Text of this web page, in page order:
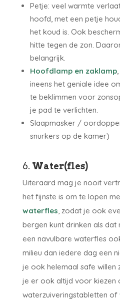
Petje: veel warmte
hoofd, met een petje
het koud is. Ook
hitte tegen de zon.
belangrijk.
Hoofdlamp en zaklamp
ineens het geniale idee
te beklimmen voor
je pad te verlichten.
Slaapmasker /
snurkers op de kamer)
6. Water(fles)
Uiteraard mag je nooit
het fijnste is om te lopen
waterfles, zodat je ook
bergen kunt drinken als dat
een navulbare waterfles
milieu dan iedere dag een
je ook helemaal safe willen
je er ook altijd voor kiezen
waterzuiveringstabletten of